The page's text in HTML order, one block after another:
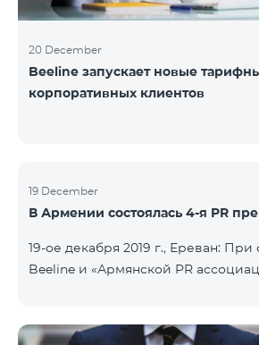
20 December
Beeline запускает новые
корпоративных клиентов
19 December
В Армении состоялась 4-я PR
19-ое декабря 2019 г., Ереван: При
Beeline и «Армянской PR
коммуникациям, авторов лучших